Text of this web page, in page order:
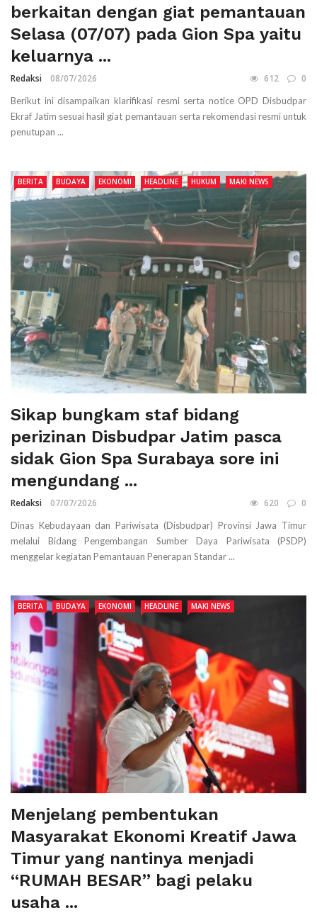
berkaitan dengan giat pemantauan
Selasa (07/07) pada Gion Spa yaitu
keluarnya ...
Redaksi 08/07/2026 612 0
Berikut ini disampaikan klarifikasi resmi serta notice OPD Disbudpar
Ekraf Jatim sesuai hasil giat pemantauan serta rekomendasi resmi untuk
penutupan ...
BERITA BUDAYA EKONOMI HEADLINE HUKUM MAKI NEWS
Sikap bungkam staf bidang
perizinan Disbudpar Jatim pasca
sidak Gion Spa Surabaya sore ini
mengundang ...
Redaksi 07/07/2026 620 0
Dinas Kebudayaan dan Pariwisata (Disbudpar) Provinsi Jawa Timur
melalui Bidang Pengembangan Sumber Daya Pariwisata (PSDP)
menggelar kegiatan Pemantauan Penerapan Standar ...
BERITA BUDAYA EKONOMI HEADLINE MAKI NEWS
Menjelang pembentukan
Masyarakat Ekonomi Kreatif Jawa
Timur yang nantinya menjadi
“RUMAH BESAR” bagi pelaku
usaha ...